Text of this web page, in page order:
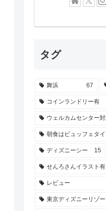
タグ
舞浜 67
コインランドリー有
ウェルカムセンター
朝食はビュッフェタ
ディズニーシー 15
せんろさんイラスト有
レビュー
東京ディズニーリゾ